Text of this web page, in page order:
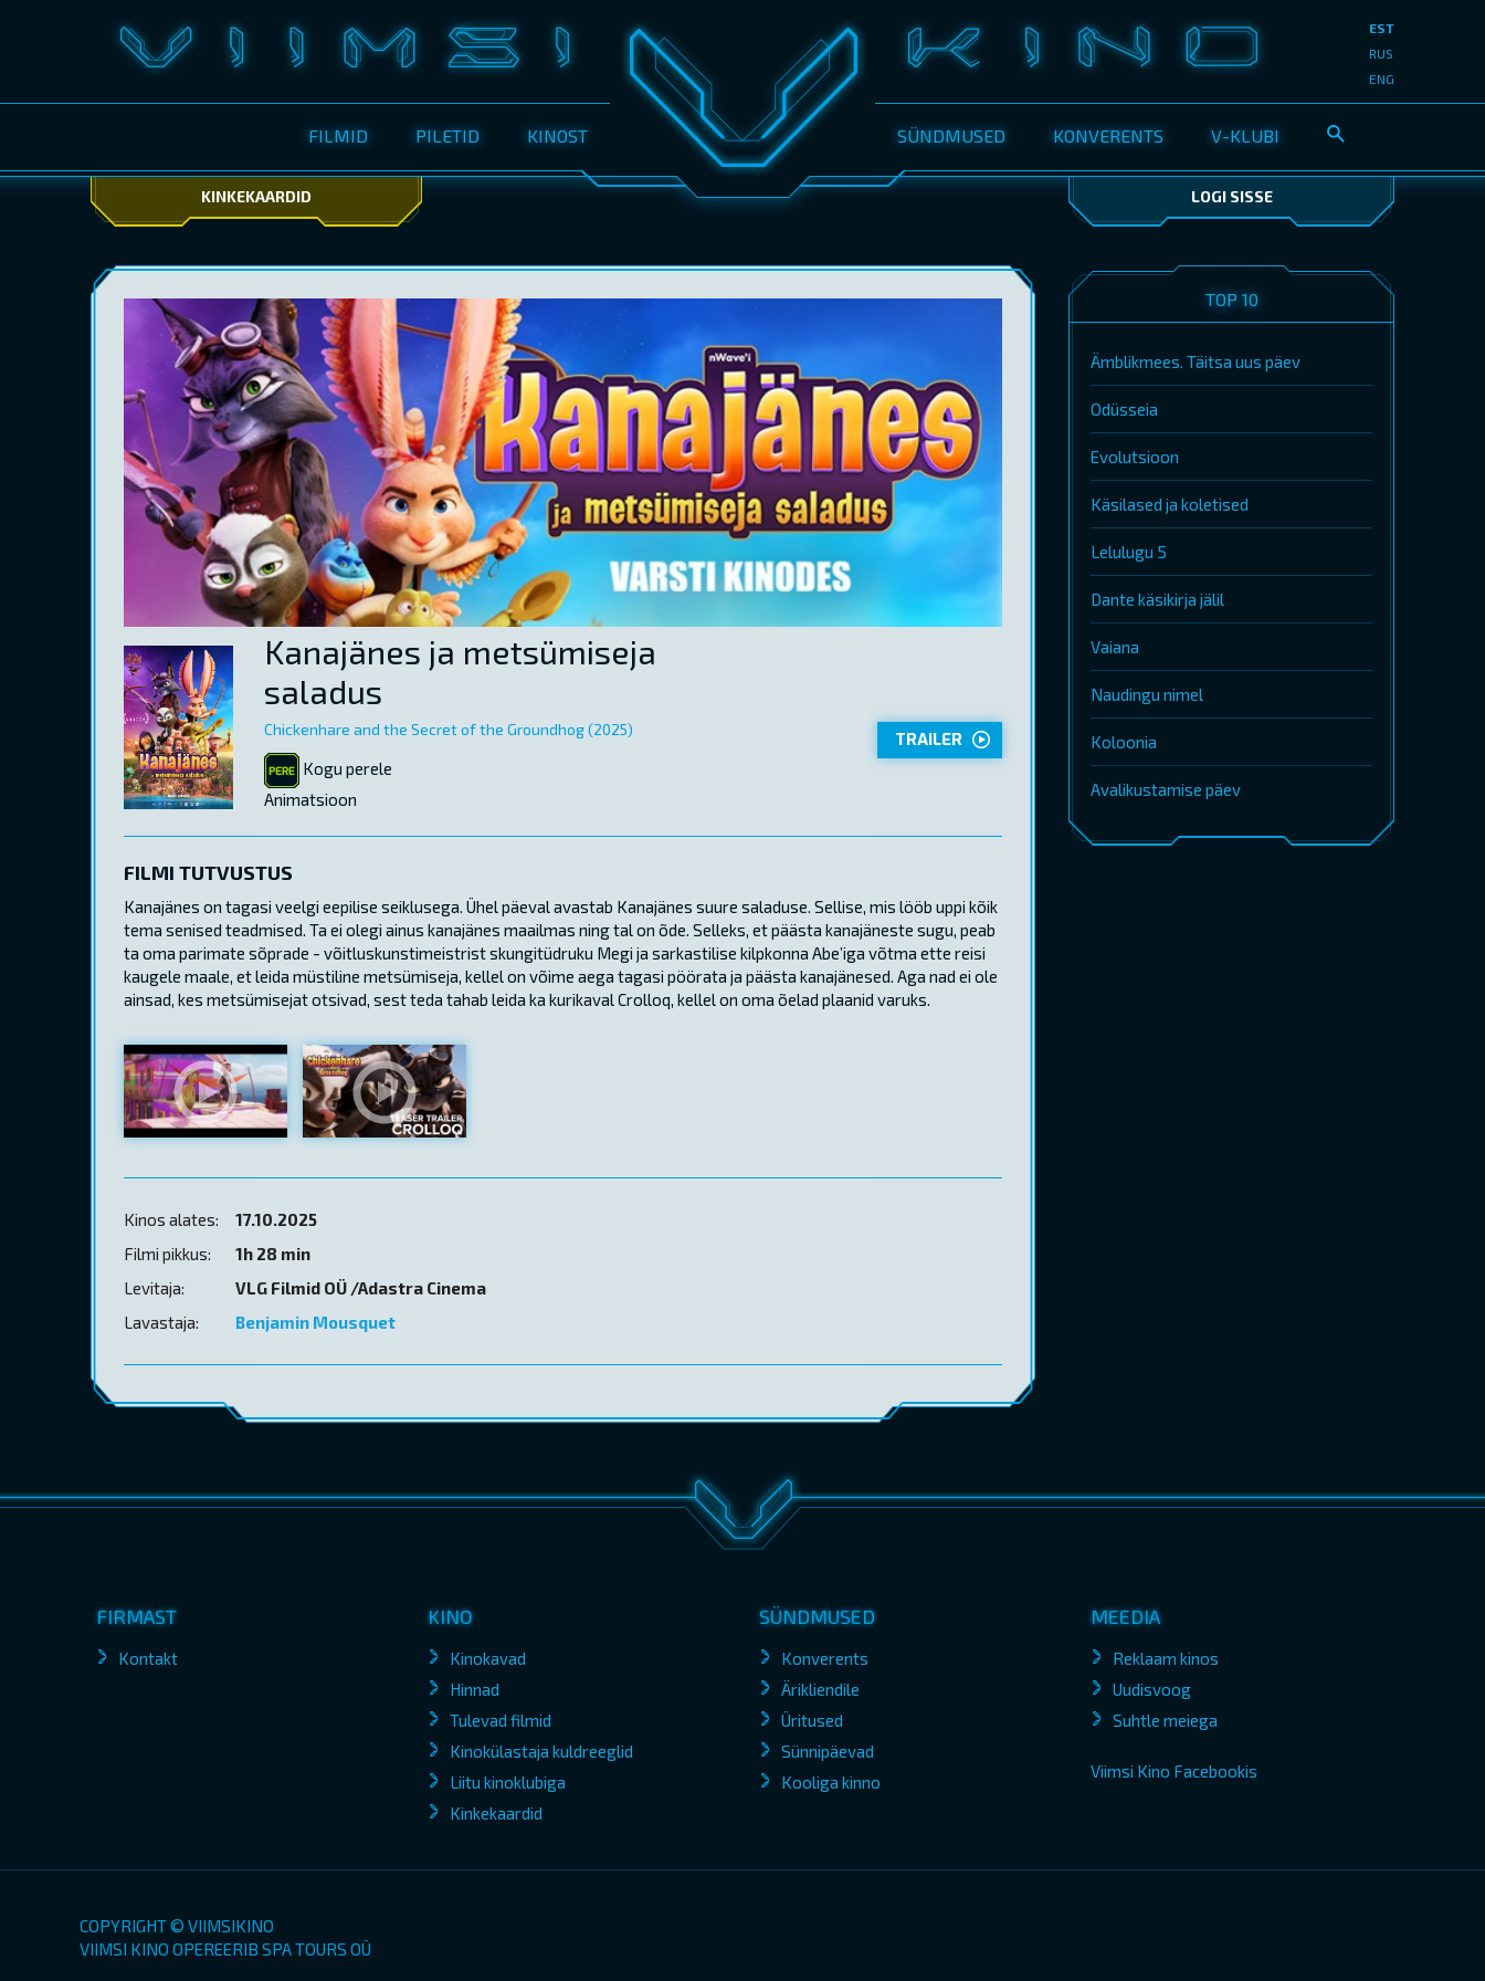
FILMID PILETID KINOST SÜNDMUSED KONVERENTS V-KLUBI
EST
RUS
ENG
KINKEKAARDID LOGI SISSE
Kanajänes ja metsümiseja
saladus
Chickenhare and the Secret of the Groundhog (2025)
Kogu perele
Animatsioon
TRAILER
FILMI TUTVUSTUS
Kanajänes on tagasi veelgi eepilise seiklusega. Ühel päeval avastab Kanajänes suure saladuse. Sellise, mis lööb uppi kõik
tema senised teadmised. Ta ei olegi ainus kanajänes maailmas ning tal on õde. Selleks, et päästa kanajäneste sugu, peab
ta oma parimate sõprade - võitluskunstimeistrist skungitüdruku Megi ja sarkastilise kilpkonna Abe’iga võtma ette reisi
kaugele maale, et leida müstiline metsümiseja, kellel on võime aega tagasi pöörata ja päästa kanajänesed. Aga nad ei ole
ainsad, kes metsümisejat otsivad, sest teda tahab leida ka kurikaval Crolloq, kellel on oma õelad plaanid varuks.
Kinos alates:
17.10.2025
Filmi pikkus:
1h 28 min
Levitaja:
VLG Filmid OÜ /Adastra Cinema
Lavastaja:
Benjamin Mousquet
TOP 10
Ämblikmees. Täitsa uus päev
Odüsseia
Evolutsioon
Käsilased ja koletised
Lelulugu 5
Dante käsikirja jälil
Vaiana
Naudingu nimel
Koloonia
Avalikustamise päev
FIRMAST
Kontakt
KINO
Kinokavad
Hinnad
Tulevad filmid
Kinokülastaja kuldreeglid
Liitu kinoklubiga
Kinkekaardid
SÜNDMUSED
Konverents
Ärikliendile
Üritused
Sünnipäevad
Kooliga kinno
MEEDIA
Reklaam kinos
Uudisvoog
Suhtle meiega
Viimsi Kino Facebookis
COPYRIGHT © VIIMSIKINO
VIIMSI KINO OPEREERIB SPA TOURS OÜ